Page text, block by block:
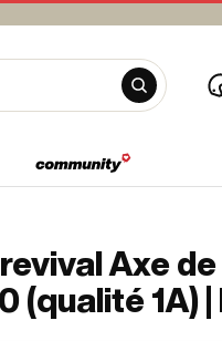
Axe
(qualité 1A)